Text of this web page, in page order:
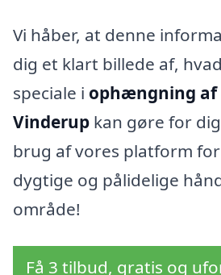
Vi håber, at denne
dig et klart billede af,
speciale i ophængning af
Vinderup kan gøre for
brug af vores platform
dygtige og pålidelige
område!
Få 3 tilbud, gratis og